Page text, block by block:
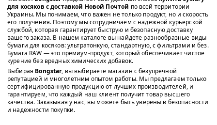
для косяков с доставкой Новой Почтой по всей территории
Украины. Мы понимаем, что важен не только продукт, но и скорость
его получения. Поэтому мы сотрудничаем с надежной курьерской
службой, которая гарантирует быструю и безопасную доставку
вашего заказа. В нашем каталоге вы найдете разнообразные виды
бумаги для косяков: ультратонкую, стандартную, с фильтрами и без.
Бумага RAW — это премиум-продукт, который обеспечивает чистое
курение без вредных химических добавок.
Выбирая Bongstar, вы выбираете магазин с безупречной
репутацией и многолетним опытом работы. Мы предлагаем только
сертифицированную продукцию от лучших производителей, и
гарантируем, что каждый наш клиент получит товар высшего
качества. Заказывая у нас, вы можете быть уверены в безопасности
и надежности покупки.